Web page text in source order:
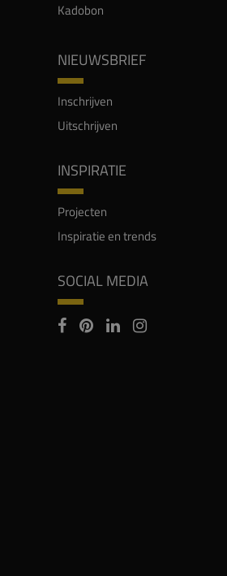
Kadobon
NIEUWSBRIEF
Inschrijven
Uitschrijven
INSPIRATIE
Projecten
Inspiratie en trends
SOCIAL MEDIA